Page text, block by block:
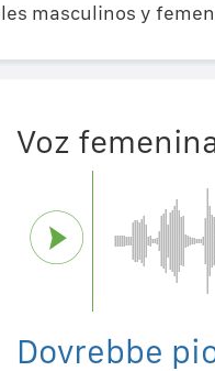
masculinos y
Voz
Dovrebbe